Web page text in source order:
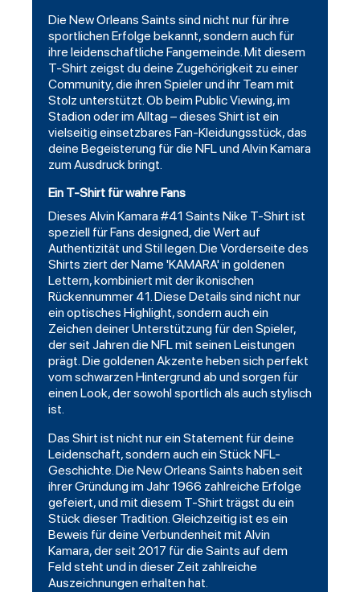
Die New Orleans Saints sind nicht nur für ihre
sportlichen Erfolge bekannt, sondern auch für
ihre leidenschaftliche Fangemeinde. Mit diesem
T-Shirt zeigst du deine Zugehörigkeit zu einer
Community, die ihren Spieler und ihr Team mit
Stolz unterstützt. Ob beim Public Viewing, im
Stadion oder im Alltag – dieses Shirt ist ein
vielseitig einsetzbares Fan-Kleidungsstück, das
deine Begeisterung für die NFL und Alvin Kamara
zum Ausdruck bringt.
Ein T-Shirt für wahre Fans
Dieses Alvin Kamara #41 Saints Nike T-Shirt ist
speziell für Fans designed, die Wert auf
Authentizität und Stil legen. Die Vorderseite des
Shirts ziert der Name 'KAMARA' in goldenen
Lettern, kombiniert mit der ikonischen
Rückennummer 41. Diese Details sind nicht nur
ein optisches Highlight, sondern auch ein
Zeichen deiner Unterstützung für den Spieler,
der seit Jahren die NFL mit seinen Leistungen
prägt. Die goldenen Akzente heben sich perfekt
vomschwarzenHintergrund ab und sorgen für
einen Look, der sowohl sportlich als auch stylisch
ist.
Das Shirt ist nicht nur ein Statement für deine
Leidenschaft, sondern auch ein Stück NFL-
Geschichte. Die New Orleans Saints haben seit
ihrer Gründung im Jahr 1966 zahlreiche Erfolge
gefeiert, und mit diesem T-Shirt trägst du ein
Stück dieser Tradition. Gleichzeitig ist es ein
Beweis für deine Verbundenheit mit Alvin
Kamara, der seit 2017 für die Saints auf dem
Feld steht und in dieser Zeit zahlreiche
Auszeichnungen erhalten hat.